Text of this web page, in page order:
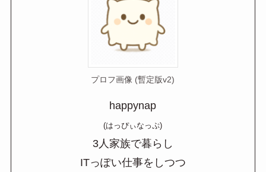
プロフ画像 (暫定版v2)
happynap
(はっぴぃなっぷ)
3人家族で暮らし
ITっぽい仕事をしつつ